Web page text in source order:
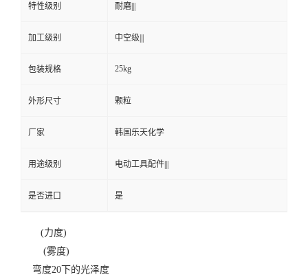
特性级别 耐磨|||
加工级别 中空级|||
包装规格 25kg
外形尺寸 颗粒
厂家 韩国乐天化学
用途级别 电动工具配件|||
是否进口 是
(力度)
(雾度)
弯度20下的光泽度